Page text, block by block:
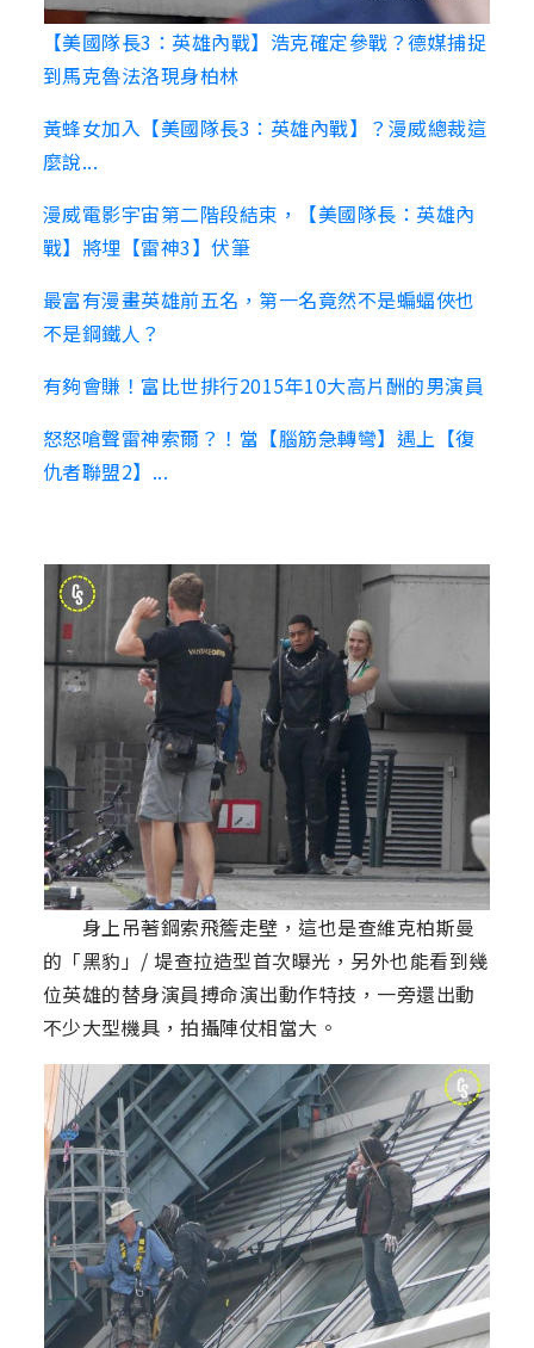
【美國隊長3：英雄內戰】浩克確定參戰？德媒捕捉
到馬克魯法洛現身柏林
黃蜂女加入【美國隊長3：英雄內戰】？漫威總裁這
麼說...
漫威電影宇宙第二階段結束，【美國隊長：英雄內
戰】將埋【雷神3】伏筆
最富有漫畫英雄前五名，第一名竟然不是蝙蝠俠也
不是鋼鐵人？
有夠會賺！富比世排行2015年10大高片酬的男演員
怒怒嗆聲雷神索爾？！當【腦筋急轉彎】遇上【復
仇者聯盟2】...
身上吊著鋼索飛簷走壁，這也是查維克柏斯曼
的「黑豹」/ 堤查拉造型首次曝光，另外也能看到幾
位英雄的替身演員搏命演出動作特技，一旁還出動
不少大型機具，拍攝陣仗相當大。